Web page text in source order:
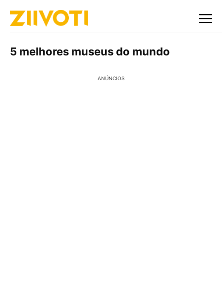
5 melhores museus do mundo
ANÚNCIOS